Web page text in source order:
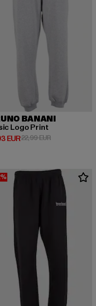
EUR
BANANI
Logo Print
EUR Preis: 17,93 EUR
22,99 EURAktionspreis: